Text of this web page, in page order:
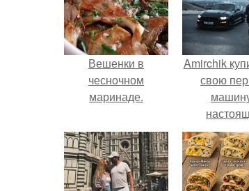
Вешенки в
чесночном
маринаде.
Amirchik
свою
для